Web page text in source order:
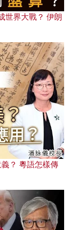
世界大戰？ 伊朗
？ 粵語怎樣傳